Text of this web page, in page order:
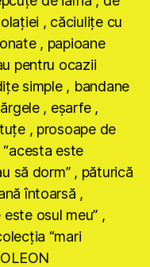
, căciuliţe cu
, papioane
pentru ocazii
simple , bandane
, eşarfe ,
, prosoape de
este
să dorm” , păturică
întoarsă ,
osul meu” ,
“mari